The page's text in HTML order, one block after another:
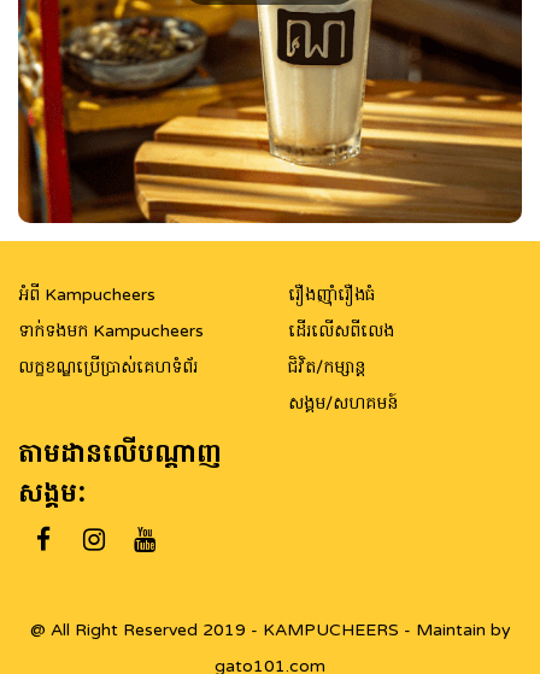
អំពី Kampucheers
ទាក់ទងមក Kampucheers
លក្ខខណ្ឌប្រើប្រាស់គេហទំព័រ
រឿងញ៉ាំរឿងធំ
ដើរលើសពីលេង
ជិវិត/កម្សាន្ត
សង្គម/សហគមន៍
តាមដានលើបណ្តាញ
សង្គម:
@ All Right Reserved 2019 - KAMPUCHEERS - Maintain by
gato101.com